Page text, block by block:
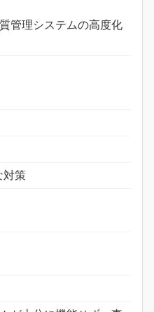
管理システムの高度化
対策